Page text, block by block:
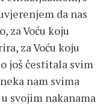
da nas
za Voću koju
za Voću koju
još čestitala svim
nam svima
svojim nakanama